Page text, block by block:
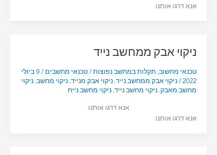
אנא דרגו אותנו
ניקוי אבק ממחשב נייד
טכנאי מחשוב, תקלות במחשב נפוצות/טכנאי מחשבים /
9 ביולי
2022
/ניקוי אבק ממחשב נייד, ניקוי אבק מנייד, ניקוי מחשב, ניקוי
מחשב מאבק, ניקוי מחשב נייד, ניקוי מחשב נייח
אנא דרגו אותנו
אנא דרגו אותנו